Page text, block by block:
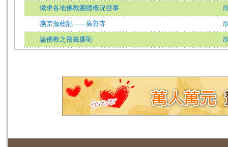
徵求各地佛教團體概況啓事
燕京伽藍記——廣善寺
論佛教之禮義廉恥